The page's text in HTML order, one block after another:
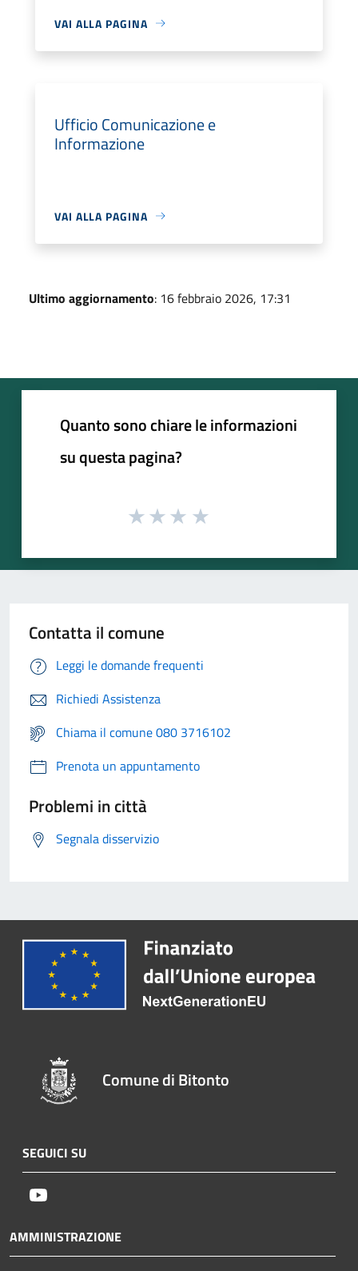
VAI ALLA PAGINA
Ufficio Comunicazione e
Informazione
VAI ALLA PAGINA
Ultimo aggiornamento: 16 febbraio 2026, 17:31
Quanto sono chiare le informazioni
su questa pagina?
Contatta il comune
Leggi le domande frequenti
Richiedi Assistenza
Chiama il comune 080 3716102
Prenota un appuntamento
Problemi in città
Segnala disservizio
Comune di Bitonto
SEGUICI SU
AMMINISTRAZIONE